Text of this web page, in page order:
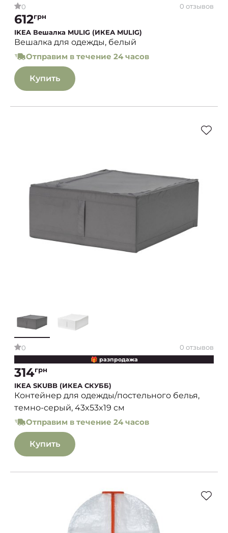
0 0 отзывов
612грн
IKEA Вешалка MULIG (ИКЕА MULIG)
Вешалка для одежды, белый
Отправим в течение 24 часов
Купить
0 0 отзывов
🎁 разпродажа
314грн
IKEA SKUBB (ИКЕА СКУББ)
Контейнер для одежды/постельного белья,
темно-серый, 43x53x19 см
Отправим в течение 24 часов
Купить